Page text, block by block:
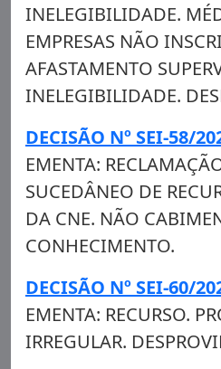
INELEGIBILIDADE.
EMPRESAS NÃO
AFASTAMENTO
INELEGIBILIDADE.
DECISÃO Nº SEI-58/
EMENTA:
SUCEDÂNEO DE
DA CNE. NÃO
CONHECIMENTO.
DECISÃO Nº SEI-60/
EMENTA: RECURSO.
IRREGULAR.